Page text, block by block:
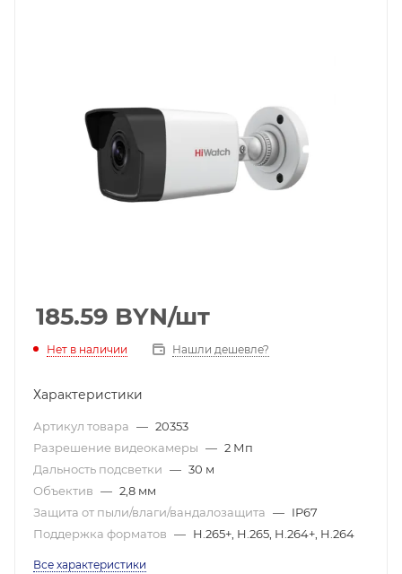
185.59 BYN/шт
Нет в наличии Нашли дешевле?
Характеристики
Артикул товара — 20353
Разрешение видеокамеры — 2 Мп
Дальность подсветки — 30 м
Объектив — 2,8 мм
Защита от пыли/влаги/вандалозащита — IP67
Поддержка форматов — H.265+, H.265, H.264+, H.264
Все характеристики